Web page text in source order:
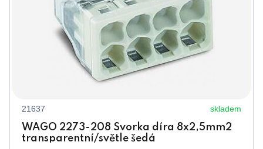
21637 skladem
WAGO 2273-208 Svorka díra 8x2,5mm2
transparentní/světle šedá